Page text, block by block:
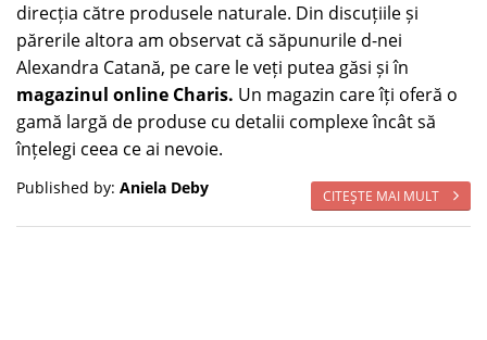
direcția către produsele naturale. Din discuțiile și
părerile altora am observat că săpunurile d-nei
Alexandra Catană, pe care le veți putea găsi și în
magazinul online Charis. Un magazin care îți oferă o
gamă largă de produse cu detalii complexe încât să
înțelegi ceea ce ai nevoie.
CITEŞTE MAI MULT
Published by: Aniela Deby